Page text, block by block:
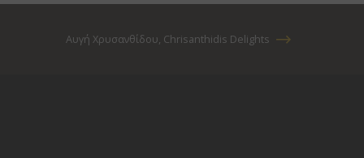
Αυγή Χρυσανθίδου, Chrisanthidis Delights